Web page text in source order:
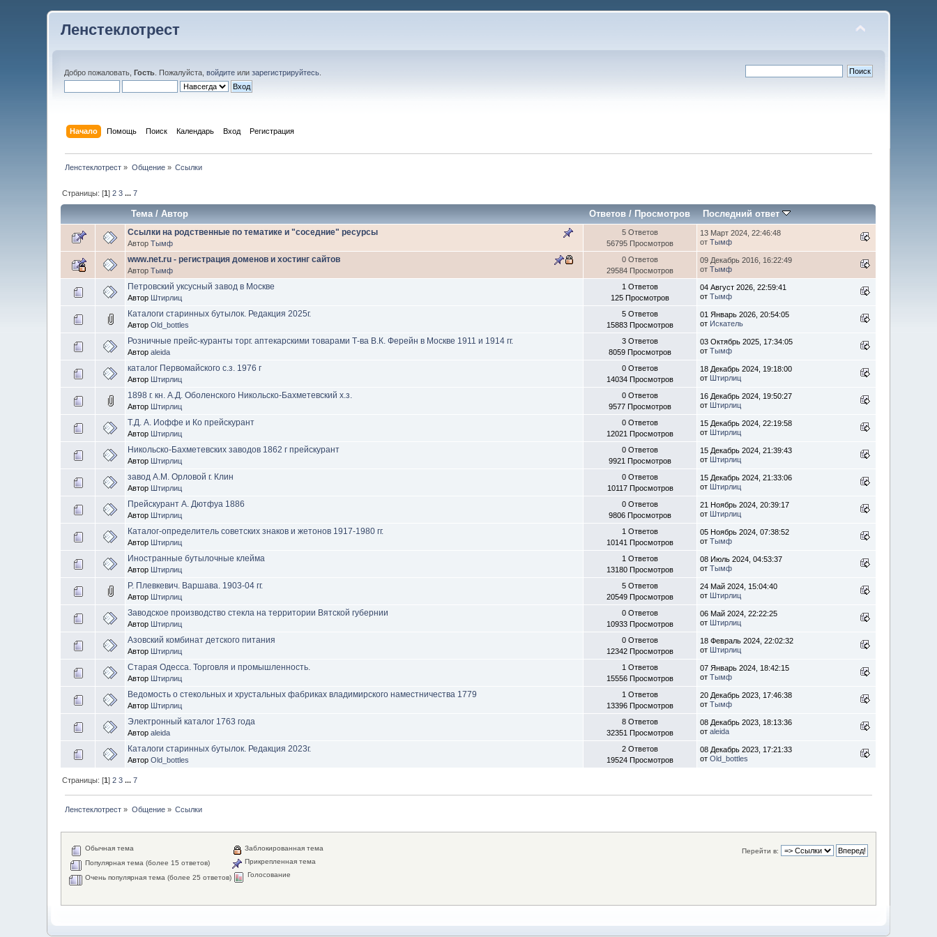
Ленстеклотрест
Добро пожаловать,Гость . Пожалуйста,войдите илизарегистрируйтесь
Начало Помощь Поиск Календарь Вход Регистрация
Ленстеклотрест » Общение» Ссылки
Страницы: [1]2 3 ...7
Тема/Автор Ответов /Просмотров Последний ответ
Ссылки на родственные по тематике и "соседние" ресурсы
АвторТымф
5 Ответов
56795 Просмотров
13 Март 2024, 22:46:48
отТымф
www.net.ru - регистрация доменов и хостинг сайтов
АвторТымф
0 Ответов
29584 Просмотров
09 Декабрь 2016, 16:22:49
отТымф
Петровский уксусный завод в Москве
Автор Штирлиц
1 Ответов
125 Просмотров
04 Август 2026, 22:59:41
отТымф
Каталоги старинных бутылок. Редакция 2025г.
АвторOld_bottles
5 Ответов
15883 Просмотров
01 Январь 2026, 20:54:05
от Искатель
Розничные прейс-куранты торг. аптекарскими товарами Т-ва В.К. Ферейн в Москве 1911 и 1914 гг.
Авторaleida
3 Ответов
8059 Просмотров
03 Октябрь 2025, 17:34:05
отТымф
каталог Первомайского с.з. 1976 г
Автор Штирлиц
0 Ответов
14034 Просмотров
18 Декабрь 2024, 19:18:00
от Штирлиц
1898 г. кн. А.Д. Оболенского Никольско-Бахметевский х.з.
Автор Штирлиц
0 Ответов
9577 Просмотров
16 Декабрь 2024, 19:50:27
от Штирлиц
Т.Д. А. Иоффе и Ко прейскурант
Автор Штирлиц
0 Ответов
12021 Просмотров
15 Декабрь 2024, 22:19:58
от Штирлиц
Никольско-Бахметевских заводов 1862 г прейскурант
Автор Штирлиц
0 Ответов
9921 Просмотров
15 Декабрь 2024, 21:39:43
от Штирлиц
завод А.М. Орловой г. Клин
Автор Штирлиц
0 Ответов
10117 Просмотров
15 Декабрь 2024, 21:33:06
от Штирлиц
Прейскурант А. Дютфуа 1886
Автор Штирлиц
0 Ответов
9806 Просмотров
21 Ноябрь 2024, 20:39:17
от Штирлиц
Каталог-определитель советских знаков и жетонов 1917-1980 гг.
Автор Штирлиц
1 Ответов
10141 Просмотров
05 Ноябрь 2024, 07:38:52
отТымф
Иностранные бутылочные клейма
Автор Штирлиц
1 Ответов
13180 Просмотров
08 Июль 2024, 04:53:37
отТымф
Р. Плевкевич. Варшава. 1903-04 гг.
Автор Штирлиц
5 Ответов
20549 Просмотров
24 Май 2024, 15:04:40
от Штирлиц
Заводское производство стекла на территории Вятской губернии
Автор Штирлиц
0 Ответов
10933 Просмотров
06 Май 2024, 22:22:25
от Штирлиц
Азовский комбинат детского питания
Автор Штирлиц
0 Ответов
12342 Просмотров
18 Февраль 2024, 22:02:32
от Штирлиц
Старая Одесса. Торговля и промышленность.
Автор Штирлиц
1 Ответов
15556 Просмотров
07 Январь 2024, 18:42:15
отТымф
Ведомость о стекольных и хрустальных фабриках владимирского наместничества 1779
Автор Штирлиц
1 Ответов
13396 Просмотров
20 Декабрь 2023, 17:46:38
отТымф
Электронный каталог 1763 года
Авторaleida
8 Ответов
32351 Просмотров
08 Декабрь 2023, 18:13:36
отaleida
Каталоги старинных бутылок. Редакция 2023г.
АвторOld_bottles
2 Ответов
19524 Просмотров
08 Декабрь 2023, 17:21:33
отOld_bottles
Страницы: [1]2 3 ...7
Ленстеклотрест » Общение» Ссылки
Перейти в:
Обычная тема
Популярная тема (более 15 ответов)
Очень популярная тема (более 25 ответов)
Заблокированная тема
Прикрепленная тема
Голосование